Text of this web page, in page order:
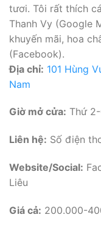
tươi. Tôi rất thích
Thanh Vy (Google
khuyến mãi, hoa
(Facebook).
Địa chỉ: 101 Hùng
Nam
Giờ mở cửa: Thứ
Liên hệ: Số điện
Website/Social:
Liêu
Giá cả: 200.000-